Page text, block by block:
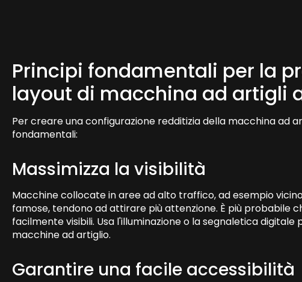
Principi fondamentali per la
layout di macchina ad artigli
Per creare una configurazione redditizia della macchina ad
fondamentali:
Massimizza la visibilità
Macchine collocate in aree ad alto traffico, ad esempio
famose, tendono ad attirare più attenzione. È più probabile
facilmente visibili. Usa l'illuminazione o la segnaletica
macchine ad artiglio.
Garantire una facile accessibilità